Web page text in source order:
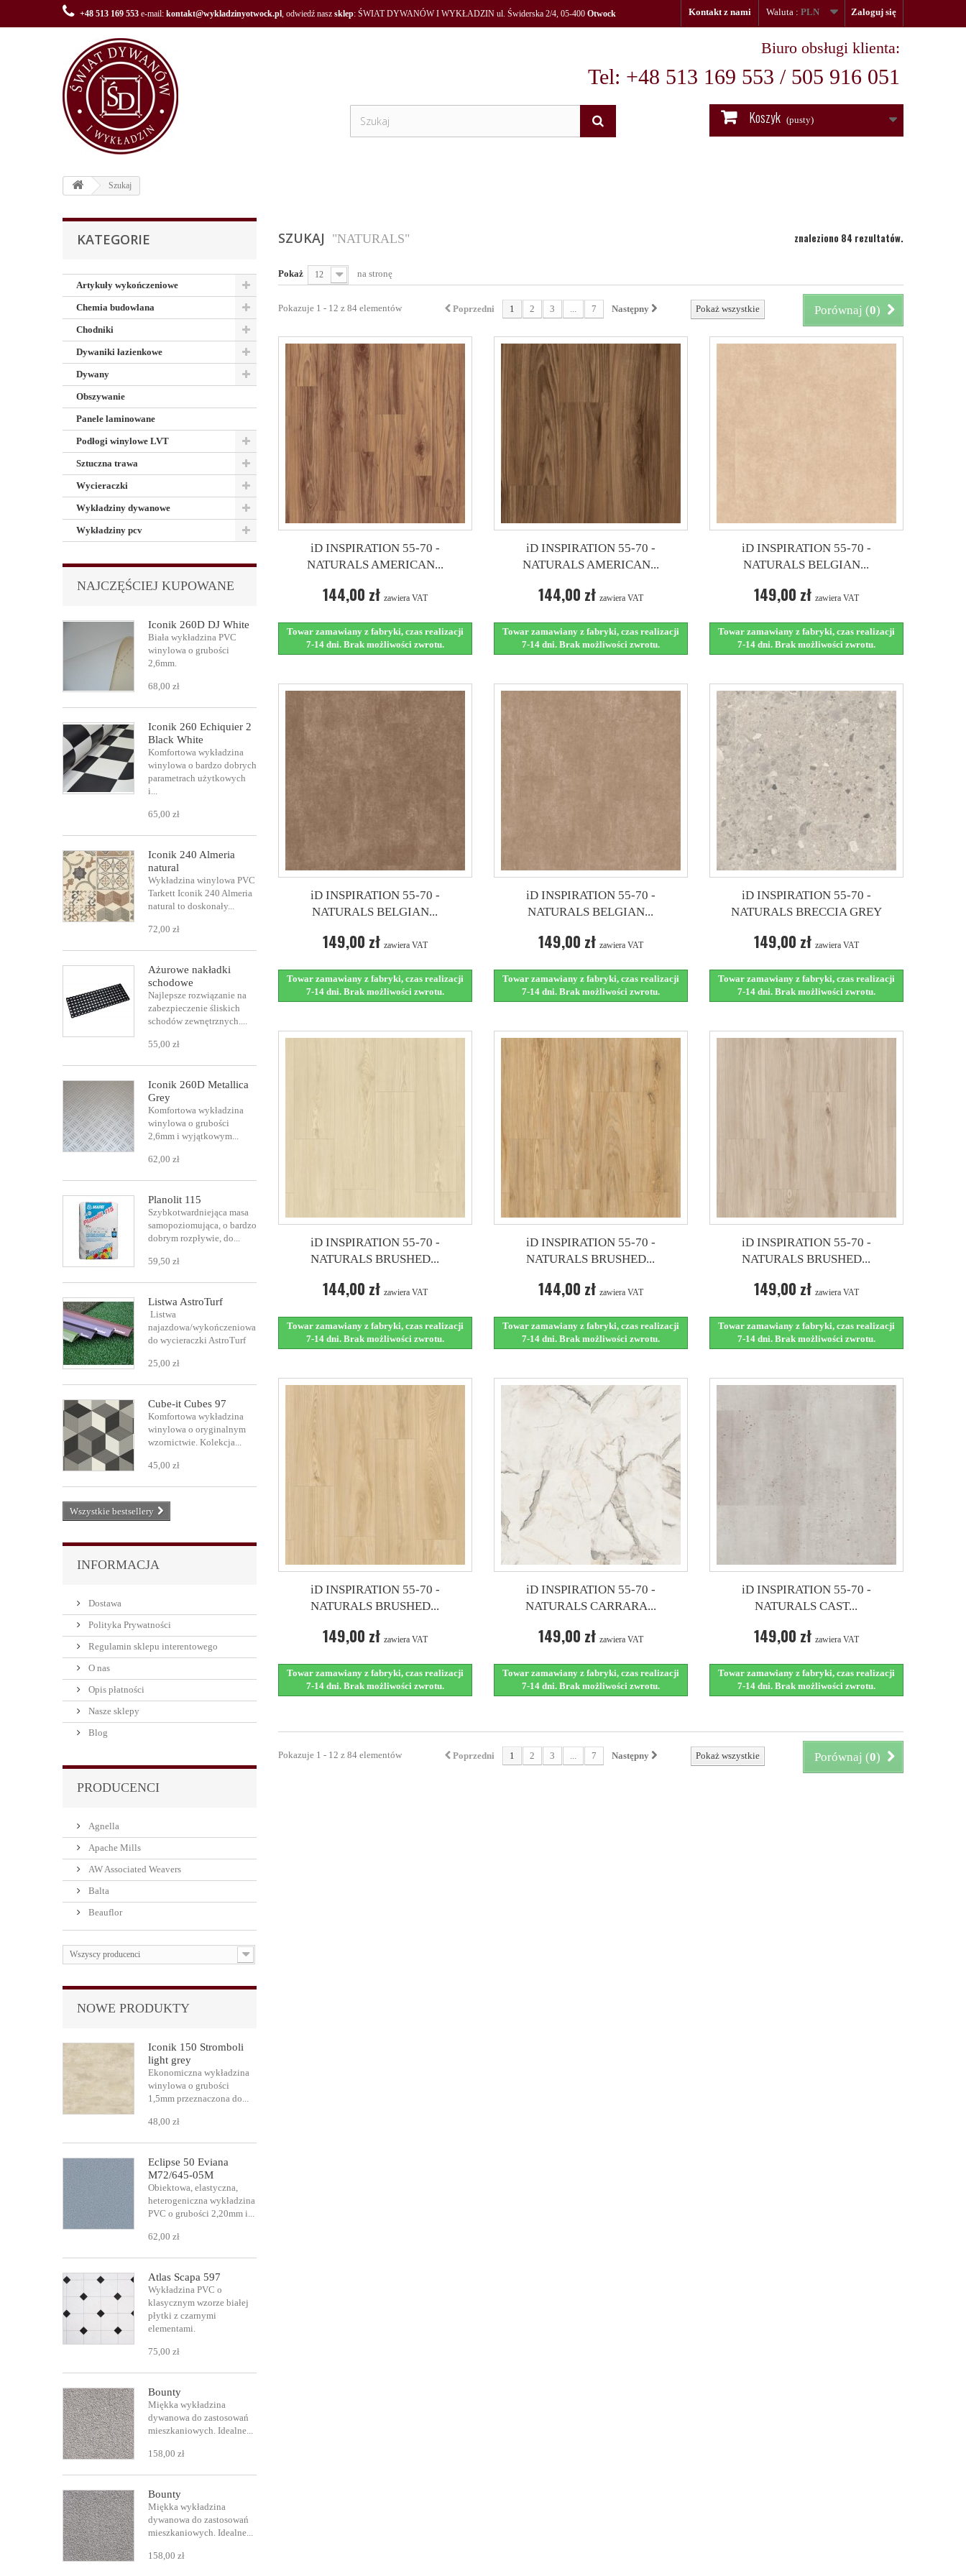
Zaloguj się
Waluta : PLN
Kontakt z nami
+48 513 169 553 e-mail: kontakt@wykladzinyotwock.pl, odwiedź nasz sklep: ŚWIAT DYWANÓW I WYKŁADZIN ul. Świderska 2/4, 05-400 Otwock
Biuro obsługi klienta:
Tel: +48 513 169 553 / 505 916 051
Koszyk (pusty)
Szukaj
KATEGORIE
Artykuły wykończeniowe
Chemia budowlana
Chodniki
Dywaniki łazienkowe
Dywany
Obszywanie
Panele laminowane
Podłogi winylowe LVT
Sztuczna trawa
Wycieraczki
Wykładziny dywanowe
Wykładziny pcv
NAJCZĘŚCIEJ KUPOWANE
Iconik 260D DJ White
Biała wykładzina PVC
winylowa o grubości
2,6mm.
68,00 zł
Iconik 260 Echiquier 2
Black White
Komfortowa wykładzina
winylowa o bardzo dobrych
parametrach użytkowych
i...
65,00 zł
Iconik 240 Almeria
natural
Wykładzina winylowa PVC
Tarkett Iconik 240 Almeria
natural to doskonały...
72,00 zł
Ażurowe nakładki
schodowe
Najlepsze rozwiązanie na
zabezpieczenie śliskich
schodów zewnętrznych....
55,00 zł
Iconik 260D Metallica
Grey
Komfortowa wykładzina
winylowa o grubości
2,6mm i wyjątkowym...
62,00 zł
Planolit 115
Szybkotwardniejąca masa
samopoziomująca, o bardzo
dobrym rozpływie, do...
59,50 zł
Listwa AstroTurf
Listwa
najazdowa/wykończeniowa
do wycieraczki AstroTurf
25,00 zł
Cube-it Cubes 97
Komfortowa wykładzina
winylowa o oryginalnym
wzornictwie. Kolekcja...
45,00 zł
Wszystkie bestsellery
INFORMACJA
Dostawa
Polityka Prywatności
Regulamin sklepu interentowego
O nas
Opis płatności
Nasze sklepy
Blog
PRODUCENCI
Agnella
Apache Mills
AW Associated Weavers
Balta
Beauflor
Wszyscy producenci
NOWE PRODUKTY
Iconik 150 Stromboli
light grey
Ekonomiczna wykładzina
winylowa o grubości
1,5mm przeznaczona do...
48,00 zł
Eclipse 50 Eviana
M72/645-05M
Obiektowa, elastyczna,
heterogeniczna wykładzina
PVC o grubości 2,20mm i...
62,00 zł
Atlas Scapa 597
Wykładzina PVC o
klasycznym wzorze białej
płytki z czarnymi
elementami.
75,00 zł
Bounty
Miękka wykładzina
dywanowa do zastosowań
mieszkaniowych. Idealne...
158,00 zł
Bounty
Miękka wykładzina
dywanowa do zastosowań
mieszkaniowych. Idealne...
158,00 zł
SZUKAJ "NATURALS" znaleziono 84 rezultatów.
Pokaż 12 na stronę
Porównaj (0)
Pokaż wszystkie
Poprzedni 1 2 3 ... 7 Następny
Pokazuje 1 - 12 z 84 elementów
iD INSPIRATION 55-70 -
NATURALS AMERICAN...
144,00 zł zawiera VAT
Towar zamawiany z fabryki, czas realizacji
7-14 dni. Brak możliwości zwrotu.
iD INSPIRATION 55-70 -
NATURALS AMERICAN...
144,00 zł zawiera VAT
Towar zamawiany z fabryki, czas realizacji
7-14 dni. Brak możliwości zwrotu.
iD INSPIRATION 55-70 -
NATURALS BELGIAN...
149,00 zł zawiera VAT
Towar zamawiany z fabryki, czas realizacji
7-14 dni. Brak możliwości zwrotu.
iD INSPIRATION 55-70 -
NATURALS BELGIAN...
149,00 zł zawiera VAT
Towar zamawiany z fabryki, czas realizacji
7-14 dni. Brak możliwości zwrotu.
iD INSPIRATION 55-70 -
NATURALS BELGIAN...
149,00 zł zawiera VAT
Towar zamawiany z fabryki, czas realizacji
7-14 dni. Brak możliwości zwrotu.
iD INSPIRATION 55-70 -
NATURALS BRECCIA GREY
149,00 zł zawiera VAT
Towar zamawiany z fabryki, czas realizacji
7-14 dni. Brak możliwości zwrotu.
iD INSPIRATION 55-70 -
NATURALS BRUSHED...
144,00 zł zawiera VAT
Towar zamawiany z fabryki, czas realizacji
7-14 dni. Brak możliwości zwrotu.
iD INSPIRATION 55-70 -
NATURALS BRUSHED...
144,00 zł zawiera VAT
Towar zamawiany z fabryki, czas realizacji
7-14 dni. Brak możliwości zwrotu.
iD INSPIRATION 55-70 -
NATURALS BRUSHED...
149,00 zł zawiera VAT
Towar zamawiany z fabryki, czas realizacji
7-14 dni. Brak możliwości zwrotu.
iD INSPIRATION 55-70 -
NATURALS BRUSHED...
149,00 zł zawiera VAT
Towar zamawiany z fabryki, czas realizacji
7-14 dni. Brak możliwości zwrotu.
iD INSPIRATION 55-70 -
NATURALS CARRARA...
149,00 zł zawiera VAT
Towar zamawiany z fabryki, czas realizacji
7-14 dni. Brak możliwości zwrotu.
iD INSPIRATION 55-70 -
NATURALS CAST...
149,00 zł zawiera VAT
Towar zamawiany z fabryki, czas realizacji
7-14 dni. Brak możliwości zwrotu.
Porównaj (0)
Pokaż wszystkie
Poprzedni 1 2 3 7 Następny
Pokazuje 1 - 12 z 84 elementów